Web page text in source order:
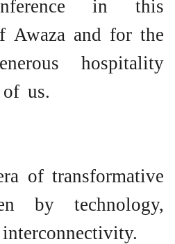
in this
Awaza and for the
hospitality
us.
of transformative
by technology,